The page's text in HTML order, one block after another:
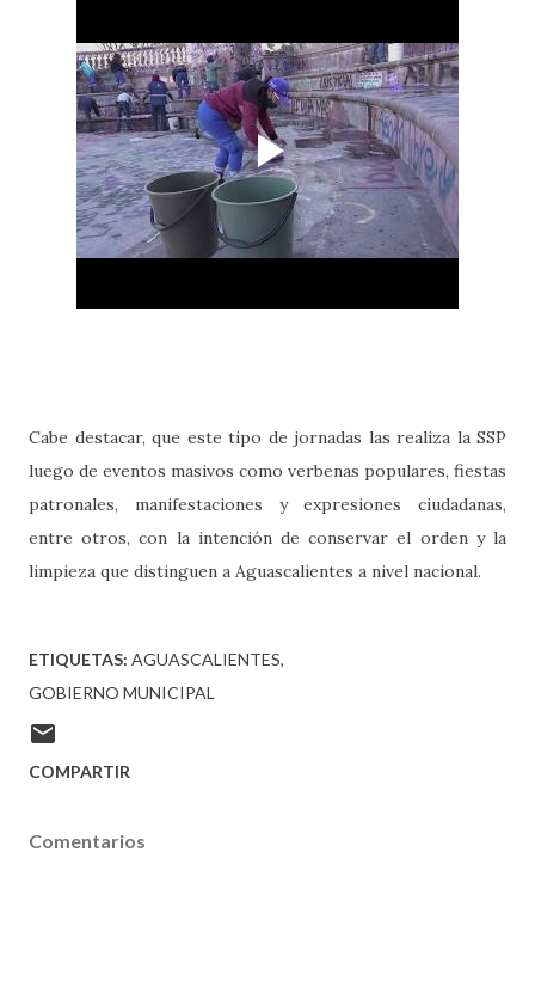
Cabe destacar, que este tipo de jornadas las realiza la SSP
luego de eventos masivos como verbenas populares, fiestas
patronales, manifestaciones y expresiones ciudadanas,
entre otros, con la intención de conservar el orden y la
limpieza que distinguen a Aguascalientes a nivel nacional.
ETIQUETAS: AGUASCALIENTES
GOBIERNO MUNICIPAL
COMPARTIR
Comentarios